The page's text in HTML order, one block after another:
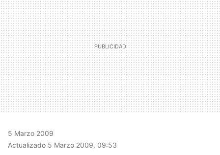
5 Marzo 2009
Actualizado 5 Marzo 2009, 09:53